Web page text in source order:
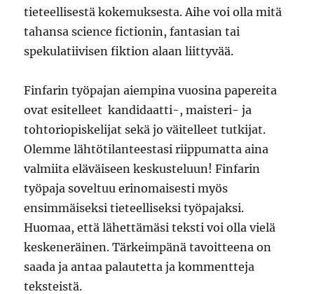
tieteellisestä kokemuksesta. Aihe voi olla mitä
tahansa science fictionin, fantasian tai
spekulatiivisen fiktion alaan liittyvää.
Finfarin työpajan aiempina vuosina papereita
ovat esitelleet kandidaatti-, maisteri- ja
tohtoriopiskelijat sekä jo väitelleet tutkijat.
Olemme lähtötilanteestasi riippumatta aina
valmiita eläväiseen keskusteluun! Finfarin
työpaja soveltuu erinomaisesti myös
ensimmäiseksi tieteelliseksi työpajaksi.
Huomaa, että lähettämäsi teksti voi olla vielä
keskeneräinen. Tärkeimpänä tavoitteena on
saada ja antaa palautetta ja kommentteja
teksteistä.